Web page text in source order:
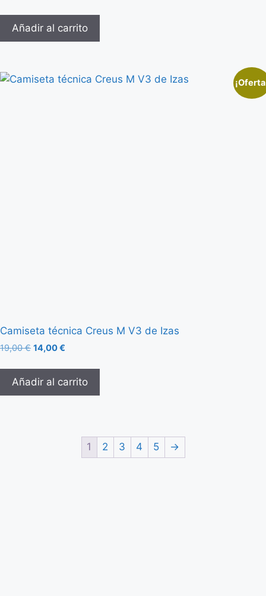
Añadir al carrito
Camiseta técnica Creus M V3 de Izas
19,00€ 14,00€
Añadir al carrito
1 2 3 4 5 →